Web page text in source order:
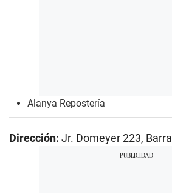
Alanya Repostería
Dirección: Jr. Domeyer 223,